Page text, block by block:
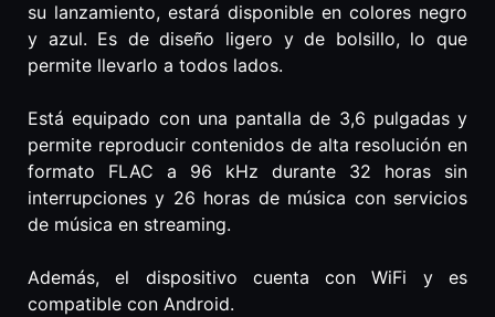
su lanzamiento, estará disponible en colores negro
y azul. Es de diseño ligero y de bolsillo, lo que
permite llevarlo a todos lados.
Está equipado con una pantalla de 3,6 pulgadas y
permite reproducir contenidos de alta resolución en
formato FLAC a 96 kHz durante 32 horas sin
interrupciones y 26 horas de música con servicios
de música en streaming.
Además, el dispositivo cuenta con WiFi y es
compatible con Android.